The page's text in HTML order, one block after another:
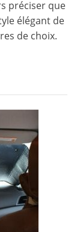
préciser que
élégant de
de choix.